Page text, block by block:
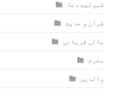
قبولیت دعا
قرآن و حدیث
مالی قربانی
محرم
والدین